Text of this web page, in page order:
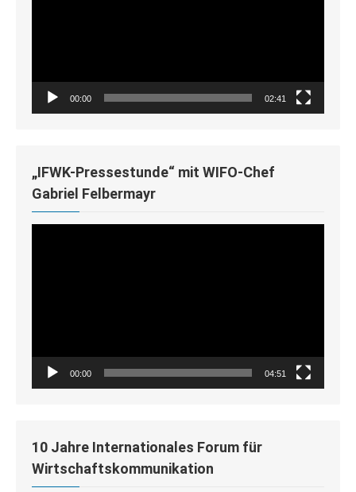
00:00 02:41
„IFWK-Pressestunde“ mit WIFO-Chef
Gabriel Felbermayr
00:00 04:51
10 Jahre Internationales Forum für
Wirtschaftskommunikation